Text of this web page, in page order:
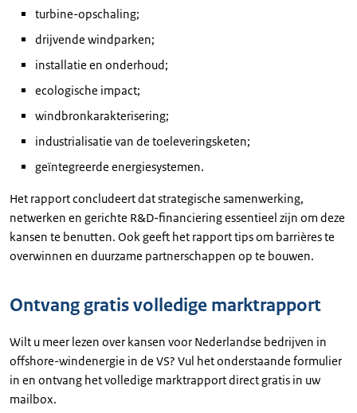
turbine-opschaling;
drijvende windparken;
installatie en onderhoud;
ecologische impact;
windbronkarakterisering;
industrialisatie van de toeleveringsketen;
geïntegreerde energiesystemen.
Het rapport concludeert dat strategische samenwerking,
netwerken en gerichte R&D-financiering essentieel zijn om deze
kansen te benutten. Ook geeft het rapport tips om barrières te
overwinnen en duurzame partnerschappen op te bouwen.
Ontvang gratis volledige marktrapport
Wilt u meer lezen over kansen voor Nederlandse bedrijven in
offshore-windenergie in de VS? Vul het onderstaande formulier
in en ontvang het volledige marktrapport direct gratis in uw
mailbox.